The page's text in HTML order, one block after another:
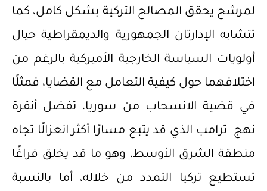
لمرشح يحقق المصالح التركية بشكل كامل، كما
تتشابه الإدارتان الجمهورية والديمقراطية حيال
أولويات السياسة الخارجية الأميركية بالرغم من
اختلافهما حول كيفية التعامل مع القضايا، فمثلًا
في قضية الانسحاب من سوريا، تفضل أنقرة
نهج ترامب الذي قد يتبع مسارًا أكثر انعزالًا تجاه
منطقة الشرق الأوسط، وهو ما قد يخلق فراغًا
تستطيع تركيا التمدد من خلاله، أما بالنسبة